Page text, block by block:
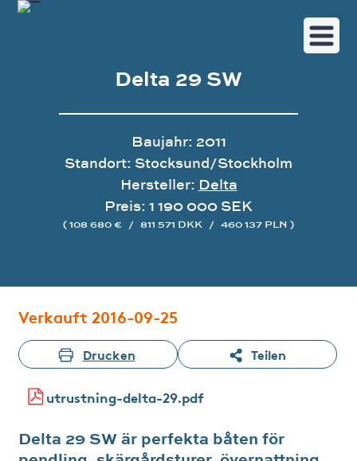
Delta 29 SW
Baujahr: 2011
Standort: Stocksund/Stockholm
Hersteller: Delta
Preis: 1 190 000 SEK
( 108 680 € / 811 571 DKK / 460 137 PLN )
Verkauft 2016-09-25
Drucken Teilen
utrustning-delta-29.pdf
Delta 29 SW är perfekta båten för